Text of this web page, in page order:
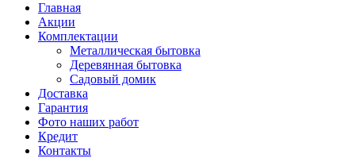
Главная
Акции
Комплектации
Металлическая бытовка
Деревянная бытовка
Садовый домик
Доставка
Гарантия
Фото наших работ
Кредит
Контакты